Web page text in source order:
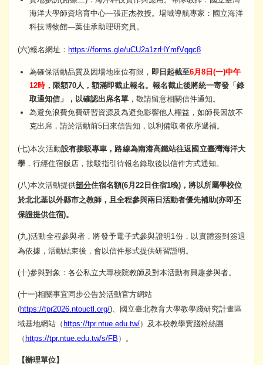
海洋大學師資培育中心—張正杰教授。場域導航專家：國立海洋
科技博物館—葉佳承助理研究員。
(六)報名網址： https://forms.gle/uCU2a1zrHYmfVqqc8
為確保活動品質及因場地座位有限， 即日起截至6月8日(一)中午
12時，限額70人，額滿即截止報名。報名截止後將統一寄發「錄
取通知信」，以確認出席名單 ，敬請留意相關信件通知。
為避免浪費免費研習資源及為避免影響他人權益，如師長因故不
克出席，請於活動前5日來信告知，以利備取者依序遞補。
(七)本次活動設有接駁專車，路線為南港高鐵站往返國立臺灣海洋大
學 ，行經住宿飯店，接駁指引待報名錄取後以信件方式通知。
(八)本次活動提供部分住宿名額(6月22日住宿1晚)，將以所屬學校位
於北北基以外縣市之教師，且全程參與兩日活動者優先補助(亦即不
保證提供住宿)。
(九)活動全程參與者，將發予電子式參與證明1份，以實體簽到簽退
為依據，活動結束後，會以信件形式提供研習證明。
(十)參與對象：各公私立大專校院教師及對本活動有興趣參與者。
(十一)相關事宜同步公告於活動官方網站
(https://tpr2026.ntouctl.org/)、國立臺北教育大學教學踐研究計畫區
域基地網站（ https://tpr.ntue.edu.tw/）及本校教學實踐粉絲團
（ https://tpr.ntue.edu.tw/s/FB ）。
【辦理單位】